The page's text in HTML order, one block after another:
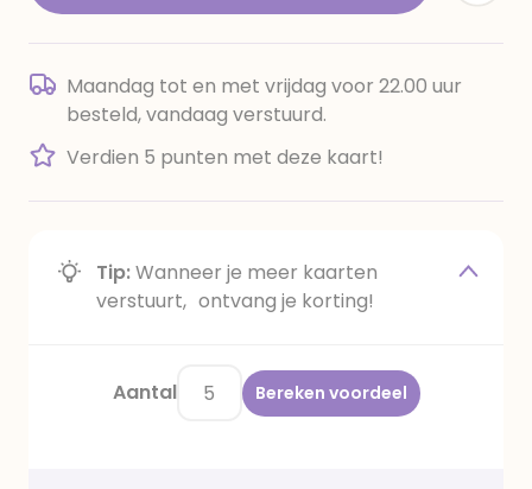
Maandag tot en met vrijdag voor 22.00 uur
besteld, vandaag verstuurd.
Verdien 5 punten met deze kaart!
Tip:Wanneer je meer kaarten
verstuurt, ontvang je korting!
Aantal Bereken voordeel